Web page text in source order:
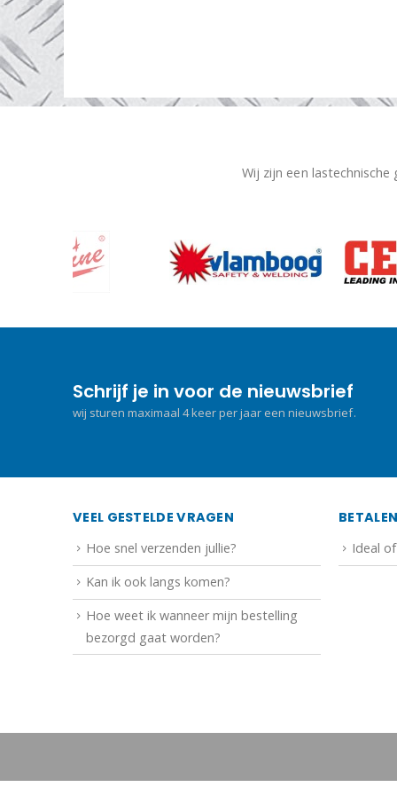
Wij zijn een
Schrijf je in voor de nieuwsbrief
wij sturen maximaal 4 keer per jaar een nieuwsbrief.
VEEL GESTELDE VRAGEN
Hoe snel verzenden jullie?
Kan ik ook langs komen?
Hoe weet ik wanneer mijn bestelling
bezorgd gaat worden?
BETALEN
Ideal